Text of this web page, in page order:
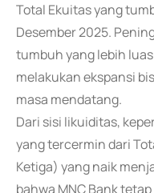
Total Ekuitas yang
Desember 2025.
tumbuh yang lebih
melakukan ekspansi
masa mendatang.
Dari sisi likuiditas,
yang tercermin dari
Ketiga) yang naik
bahwa MNC Bank